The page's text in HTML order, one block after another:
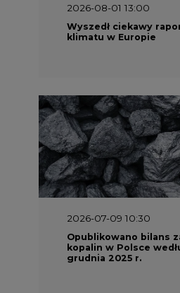
2026-08-01 13:00
Wyszedł ciekawy
klimatu w Europie
2026-07-09 10:30
Opublikowano bilans
kopalin w Polsce
grudnia 2025 r.